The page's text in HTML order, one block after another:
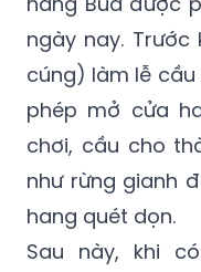
ngày nay.
cúng) làm lễ cầu
phép mở cửa
chơi, cầu cho
như rừng gianh
hang quét dọn.
Sau này, khi